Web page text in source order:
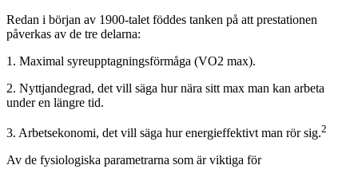
Redan i början av 1900-talet föddes tanken på att prestationen
påverkas av de tre delarna:
1. Maximal syreupptagningsförmåga (VO2 max).
2. Nyttjandegrad, det vill säga hur nära sitt max man kan arbeta
under en längre tid.
3. Arbetsekonomi, det vill säga hur energieffektivt man rör sig.2
Av de fysiologiska parametrarna som är viktiga för